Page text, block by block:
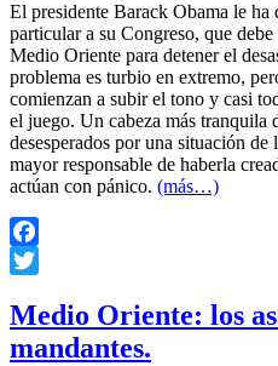
El presidente Barack Obama le
particular a su Congreso, que
Medio Oriente para detener el
problema es turbio en extremo,
comienzan a subir el tono y casi
el juego. Un cabeza más tranquila
desesperados por una situación
mayor responsable de haberla
actúan con pánico. (más…)
Facebook
Medio Oriente: los
mandantes.